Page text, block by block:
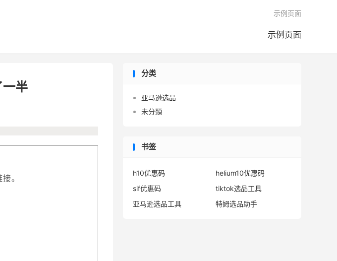
示例页面
示例页面
半
。
分类
亚马逊选品
未分類
书签
h10优惠码
helium10优惠码
sif优惠码
tiktok选品工具
亚马逊选品工具
特姆选品助手